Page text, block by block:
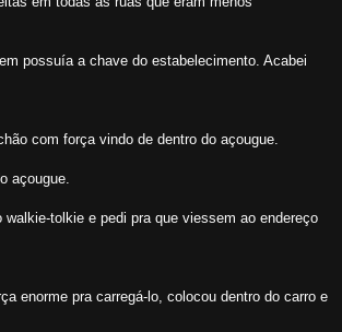
possuía a chave do estabelecimento. Acabei
com força vindo de dentro do açougue.
açougue.
tolkie e pedi pra que viessem ao endereço
enorme pra carregá-lo, colocou dentro do carro e